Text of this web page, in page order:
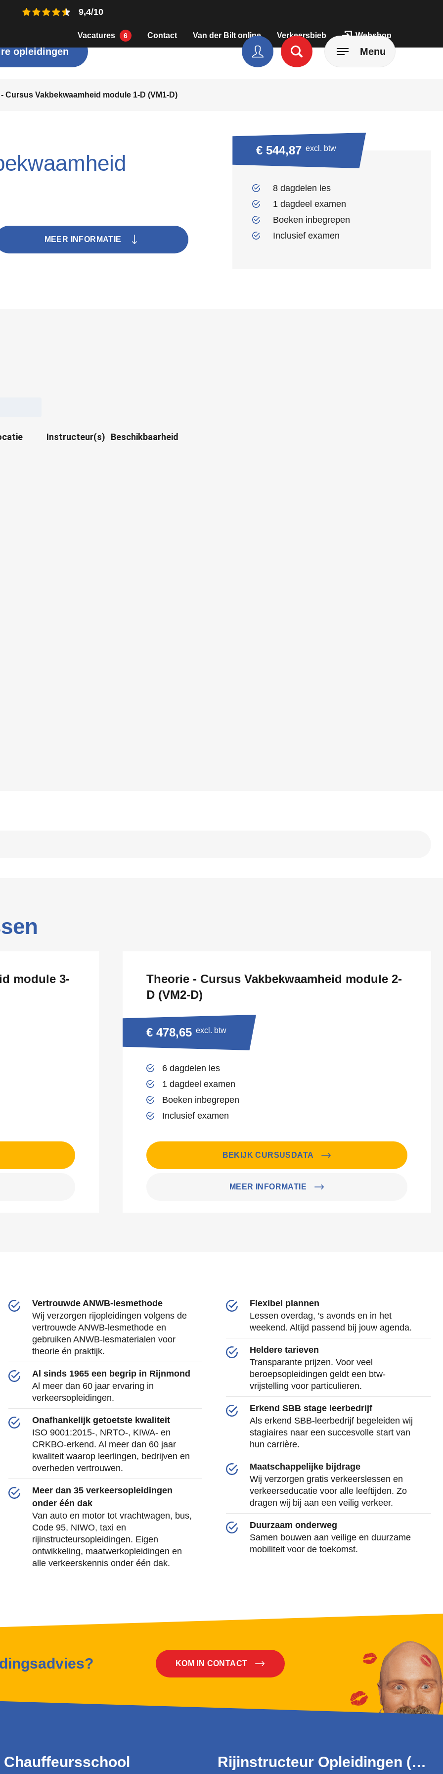
Menu
9,4/10
Vacatures 6 Contact Van der Bilt online Verkeersbieb Webshop
opleidingen
Cursus Vakbekwaamheid module 1-D (VM1-D)
MEER INFORMATIE
€ 544,87 excl. btw
8 dagdelen les
1 dagdeel examen
Boeken inbegrepen
Inclusief examen
Instructeur(s) Beschikbaarheid
module 3-
Theorie - Cursus Vakbekwaamheid module 2-
D (VM2-D)
€ 478,65 excl. btw
6 dagdelen les
1 dagdeel examen
Boeken inbegrepen
Inclusief examen
BEKIJK CURSUSDATA
MEER INFORMATIE
Vertrouwde ANWB-lesmethode
Wij verzorgen rijopleidingen volgens de
vertrouwde ANWB-lesmethode en
gebruiken ANWB-lesmaterialen voor
theorie én praktijk.
Al sinds 1965 een begrip in Rijnmond
Al meer dan 60 jaar ervaring in
verkeersopleidingen.
Onafhankelijk getoetste kwaliteit
ISO 9001:2015-, NRTO-, KIWA- en
CRKBO-erkend. Al meer dan 60 jaar
kwaliteit waarop leerlingen, bedrijven en
overheden vertrouwen.
Meer dan 35 verkeersopleidingen
onder één dak
Van auto en motor tot vrachtwagen, bus,
Code 95, NIWO, taxi en
rijinstructeursopleidingen. Eigen
ontwikkeling, maatwerkopleidingen en
alle verkeerskennis onder één dak.
Flexibel plannen
Lessen overdag, 's avonds en in het
weekend. Altijd passend bij jouw agenda.
Heldere tarieven
Transparante prijzen. Voor veel
beroepsopleidingen geldt een btw-
vrijstelling voor particulieren.
Erkend SBB stage leerbedrijf
Als erkend SBB-leerbedrijf begeleiden wij
stagiaires naar een succesvolle start van
hun carrière.
Maatschappelijke bijdrage
Wij verzorgen gratis verkeerslessen en
verkeerseducatie voor alle leeftijden. Zo
dragen wij bij aan een veilig verkeer.
Duurzaam onderweg
Samen bouwen aan veilige en duurzame
mobiliteit voor de toekomst.
KOM IN CONTACT
Chauffeursschool Rijinstructeur Opleidingen (WRM)